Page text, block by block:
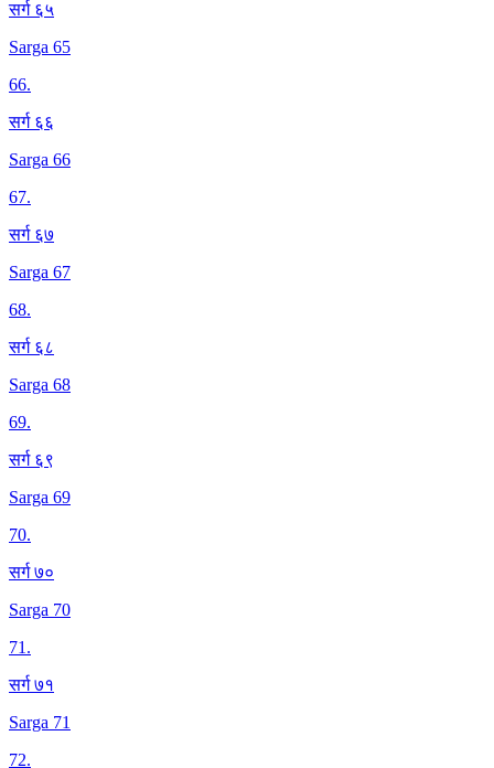
सर्ग ६५
Sarga 65
66.
सर्ग ६६
Sarga 66
67.
सर्ग ६७
Sarga 67
68.
सर्ग ६८
Sarga 68
69.
सर्ग ६९
Sarga 69
70.
सर्ग ७०
Sarga 70
71.
सर्ग ७१
Sarga 71
72.